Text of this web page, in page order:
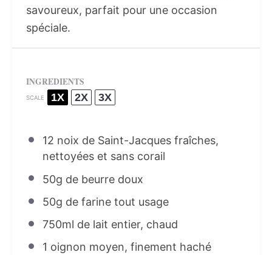
savoureux, parfait pour une occasion
spéciale.
INGREDIENTS
SCALE 1X 2X 3X
12 noix de Saint-Jacques fraîches,
nettoyées et sans corail
50g de beurre doux
50g de farine tout usage
750ml de lait entier, chaud
1 oignon moyen, finement haché